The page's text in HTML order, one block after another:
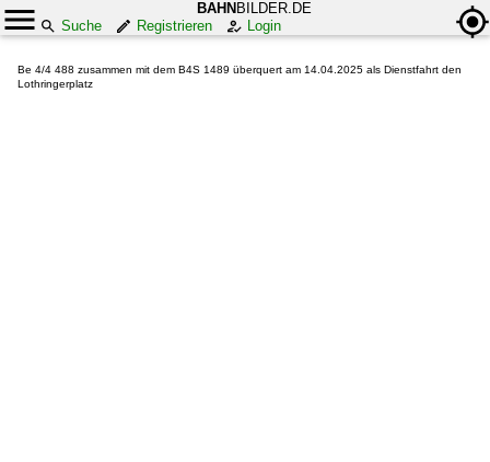
BAHN BILDER.DE
Suche
Registrieren Login
Be 4/4 488 zusammen mit dem B4S 1489 überquert am 14.04.2025 als Dienstfahrt den
Lothringerplatz